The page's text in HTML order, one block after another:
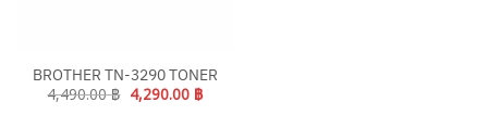
BROTHER TN-3290 TONER
4,490.00฿ Original
price
4,290.00 ฿Current
price